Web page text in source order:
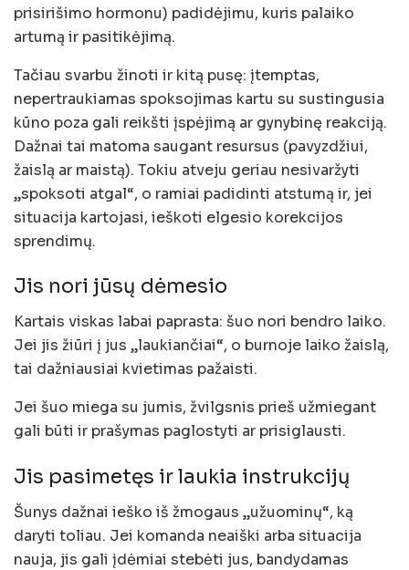
prisirišimo hormonu) padidėjimu, kuris palaiko
artumą ir pasitikėjimą.
Tačiau svarbu žinoti ir kitą pusę: įtemptas,
nepertraukiamas spoksojimas kartu su sustingusia
kūno poza gali reikšti įspėjimą ar gynybinę reakciją.
Dažnai tai matoma saugant resursus (pavyzdžiui,
žaislą ar maistą). Tokiu atveju geriau nesivaržyti
„spoksoti atgal“, o ramiai padidinti atstumą ir, jei
situacija kartojasi, ieškoti elgesio korekcijos
sprendimų.
Jis nori jūsų dėmesio
Kartais viskas labai paprasta: šuo nori bendro laiko.
Jei jis žiūri į jus „laukiančiai“, o burnoje laiko žaislą,
tai dažniausiai kvietimas pažaisti.
Jei šuo miega su jumis, žvilgsnis prieš užmiegant
gali būti ir prašymas paglostyti ar prisiglausti.
Jis pasimetęs ir laukia instrukcijų
Šunys dažnai ieško iš žmogaus „užuominų“, ką
daryti toliau. Jei komanda neaiški arba situacija
nauja, jis gali įdėmiai stebėti jus, bandydamas